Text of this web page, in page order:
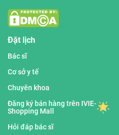
Đặt lịch
Bác sĩ
Cơ sở y tế
Chuyên khoa
Đăng ký bán hàng trên IVIE-
Shopping Mall
Hỏi đáp bác sĩ